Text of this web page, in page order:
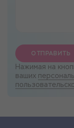
ОТПРАВИТЬ
Нажимая на
ваших